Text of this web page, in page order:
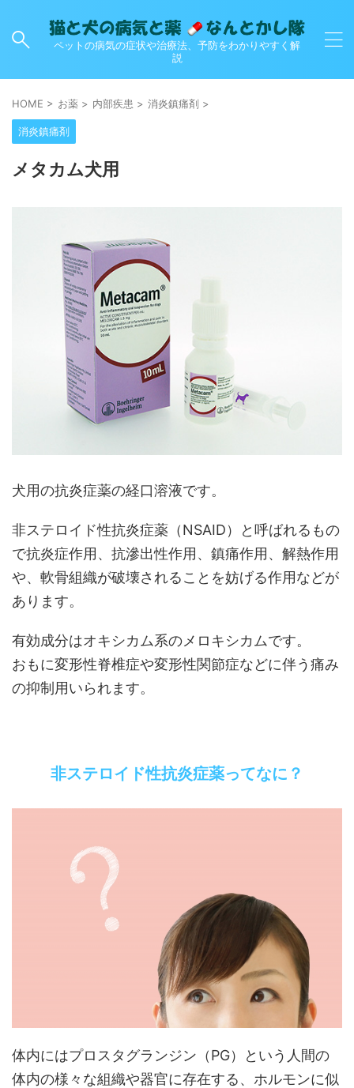
ペットの病気の症状や治療法、予防をわかりやすく解
説
HOME > お薬 > 内部疾患 > 消炎鎮痛剤 >
消炎鎮痛剤
メタカム犬用
犬用の抗炎症薬の経口溶液です。
非ステロイド性抗炎症薬（NSAID）と呼ばれるもの
で抗炎症作用、抗滲出性作用、鎮痛作用、解熱作用
や、軟骨組織が破壊されることを妨げる作用などが
あります。
有効成分はオキシカム系のメロキシカムです。
おもに変形性脊椎症や変形性関節症などに伴う痛み
の抑制用いられます。
非ステロイド性抗炎症薬ってなに？
体内にはプロスタグランジン（PG）という人間の
体内の様々な組織や器官に存在する、ホルモンに似